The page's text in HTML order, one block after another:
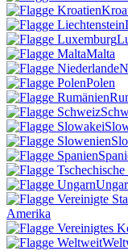
Malta
Polen
Amerika